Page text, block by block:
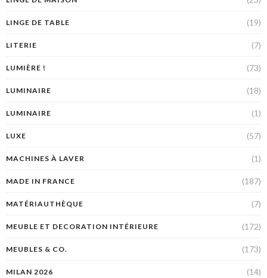
LINGE DE TABLE (19)
LITERIE (7)
LUMIÈRE ! (73)
LUMINAIRE (18)
LUMINAIRE (1)
LUXE (57)
MACHINES À LAVER (1)
MADE IN FRANCE (187)
MATÉRIAUTHÈQUE (7)
MEUBLE ET DECORATION INTÉRIEURE (172)
MEUBLES & CO. (173)
MILAN 2026 (14)